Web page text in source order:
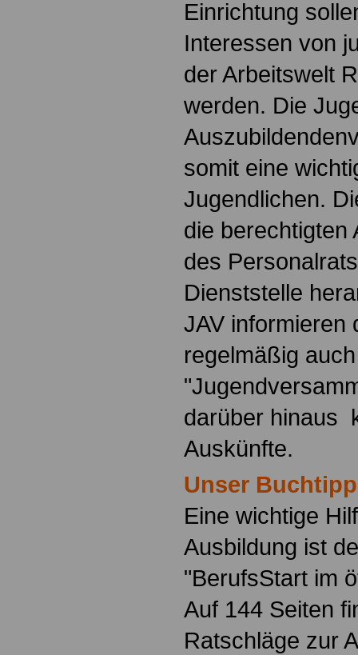
Einrichtung
Interessen von
der Arbeitswelt
werden. Die
somit eine
Jugendlichen.
die berechtigten
des
Dienststelle
JAV informieren
regelmäßig
darüber hinaus
Auskünfte.
Unser Buchtipp
Eine wichtige
Ausbildung ist
"BerufsStart im
Auf 144 Seiten
Ratschläge zur